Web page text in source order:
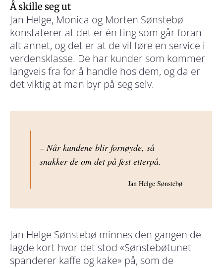
Å skille seg ut
Jan Helge, Monica og Morten Sønstebø
konstaterer at det er én ting som går foran
alt annet, og det er at de vil føre en service i
verdensklasse. De har kunder som kommer
langveis fra for å handle hos dem, og da er
det viktig at man byr på seg selv.
– Når kundene blir fornøyde, så
snakker de om det på fest etterpå.
Jan Helge Sønstebø
Jan Helge Sønstebø minnes den gangen de
lagde kort hvor det stod «Sønstebøtunet
spanderer kaffe og kake» på, som de